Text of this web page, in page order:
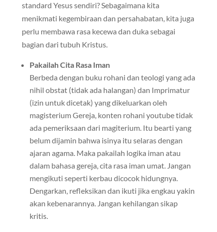
standard Yesus sendiri? Sebagaimana kita
menikmati kegembiraan dan persahabatan, kita juga
perlu membawa rasa kecewa dan duka sebagai
bagian dari tubuh Kristus.
Pakailah Cita Rasa Iman
Berbeda dengan buku rohani dan teologi yang ada
nihil obstat (tidak ada halangan) dan Imprimatur
(izin untuk dicetak) yang dikeluarkan oleh
magisterium Gereja, konten rohani youtube tidak
ada pemeriksaan dari magiterium. Itu bearti yang
belum dijamin bahwa isinya itu selaras dengan
ajaran agama. Maka pakailah logika iman atau
dalam bahasa gereja, cita rasa iman umat. Jangan
mengikuti seperti kerbau dicocok hidungnya.
Dengarkan, refleksikan dan ikuti jika engkau yakin
akan kebenarannya. Jangan kehilangan sikap
kritis.